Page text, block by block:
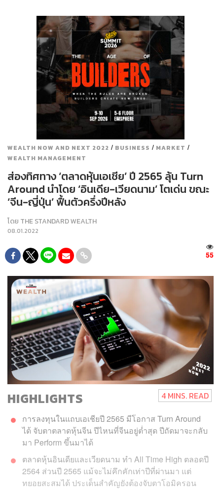
WEALTH NOW AND NEXT 2022 / BUSINESS / MARKET /
WEALTH MANAGEMENT
ส่องทิศทาง ‘ตลาดหุ้นเอเชีย’ ปี 2565 ลุ้น Turn
Around นำโดย ‘อินเดีย-เวียดนาม’ โตเด่น ขณะ
‘จีน-ญี่ปุ่น’ ฟื้นตัวครึ่งปีหลัง
โดย THE STANDARD WEALTH
08.01.2022
55
HIGHLIGHTS 4 MINS. READ
การลงทุนในแถบเอเชียปี 2565 มีโอกาส Turn Around
ได้ จับตาตลาดหุ้นจีน ปีไหนที่จีนอยู่ต่ำสุด ปีถัดมาจะกลับ
มา Perform ขึ้นมาได้
ตลาดหุ้นอินเดียและเวียดนาม ทำ All Time High ตลอดปี
2564 ส่วนปี 2565 แม้จะไม่คึกคักเท่าปีที่ผ่านมา แต่
ทยอยสะสมได้ ประเด็นสำคัญยังต้องจับตาโอมิครอน